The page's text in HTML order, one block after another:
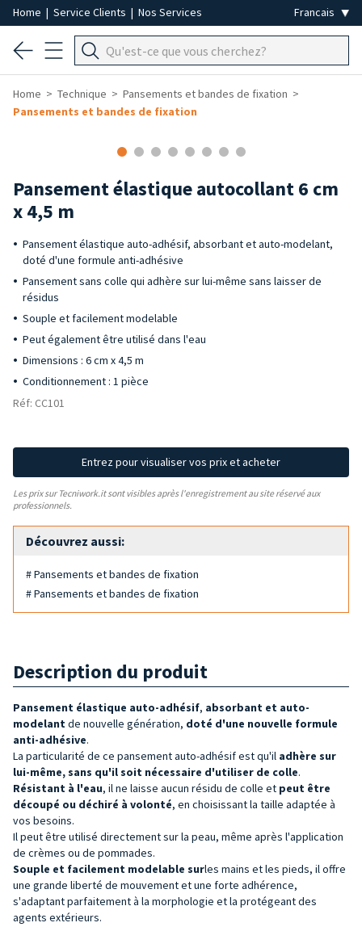
Home | Service Clients | Nos Services
Home Technique
Pansements et bandes de fixation
Pansements et bandes de fixation
Pansement élastique autocollant 6 cm
x 4,5 m
Pansement élastique auto-adhésif, absorbant et auto-modelant,
doté d'une formule anti-adhésive
Pansement sans colle qui adhère sur lui-même sans laisser de
résidus
Souple et facilement modelable
Peut également être utilisé dans l'eau
Dimensions : 6 cm x 4,5 m
Conditionnement : 1 pièce
Réf: CC101
Entrez pour visualiser vos prix et acheter
Les prix sur Tecniwork.it sont visibles après l'enregistrement au site réservé aux
professionnels.
Découvrez aussi:
# Pansements et bandes de fixation
# Pansements et bandes de fixation
Description du produit
Pansement élastique auto-adhésif, absorbant et auto-
modelant de nouvelle génération, doté d'une nouvelle formule
anti-adhésive.
La particularité de ce pansement auto-adhésif est qu'il adhère sur
lui-même, sans qu'il soit nécessaire d'utiliser de colle.
Résistant à l'eau, il ne laisse aucun résidu de colle et peut être
découpé ou déchiré à volonté, en choisissant la taille adaptée à
vos besoins.
Il peut être utilisé directement sur la peau, même après l'application
de crèmes ou de pommades.
Souple et facilement modelable surles mains et les pieds, il offre
une grande liberté de mouvement et une forte adhérence,
s'adaptant parfaitement à la morphologie et la protégeant des
agents extérieurs.